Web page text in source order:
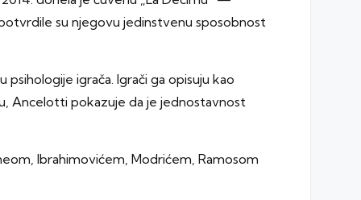
su njegovu jedinstvenu sposobnost
igrača. Igrači ga opisuju kao
Ancelotti pokazuje da je jednostavnost
Ibrahimovićem, Modrićem, Ramosom